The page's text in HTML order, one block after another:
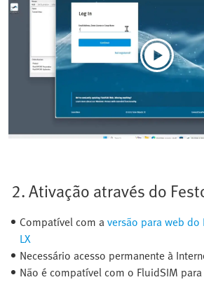
2. Ativação através do
Compatível com aversão para web do
LX
Necessário acesso permanente à
Não é compatível com o FluidSIM